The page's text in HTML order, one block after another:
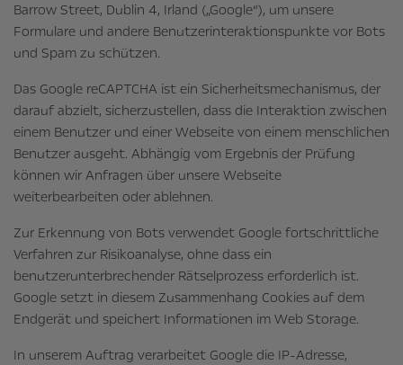
Barrow Street, Dublin 4, Irland („Google“), um unsere
Formulare und andere Benutzerinteraktionspunkte vor Bots
und Spam zu schützen.
Das Google reCAPTCHA ist ein Sicherheitsmechanismus, der
darauf abzielt, sicherzustellen, dass die Interaktion zwischen
einem Benutzer und einer Webseite von einem menschlichen
Benutzer ausgeht. Abhängig vom Ergebnis der Prüfung
können wir Anfragen über unsere Webseite
weiterbearbeiten oder ablehnen.
Zur Erkennung von Bots verwendet Google fortschrittliche
Verfahren zur Risikoanalyse, ohne dass ein
benutzerunterbrechender Rätselprozess erforderlich ist.
Google setzt in diesem Zusammenhang Cookies auf dem
Endgerät und speichert Informationen im Web Storage.
In unserem Auftrag verarbeitet Google die IP-Adresse,